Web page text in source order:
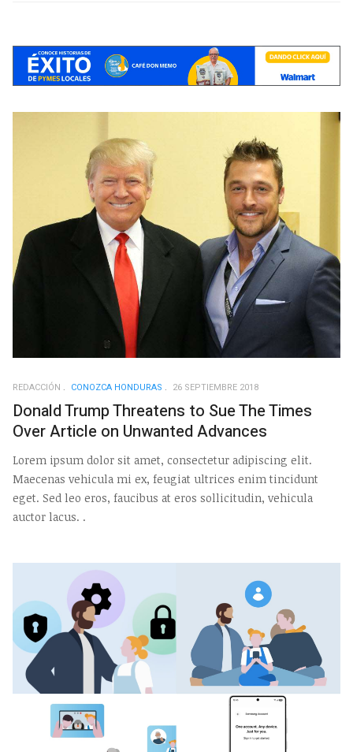
REDACCIÓN CONOZCA HONDURAS 26 SEPTIEMBRE 2018
Donald Trump Threatens to Sue The Times
Over Article on Unwanted Advances
Lorem ipsum dolor sit amet, consectetur adipiscing elit.
Maecenas vehicula mi ex, feugiat ultrices enim tincidunt
eget. Sed leo eros, faucibus at eros sollicitudin, vehicula
auctor lacus. .